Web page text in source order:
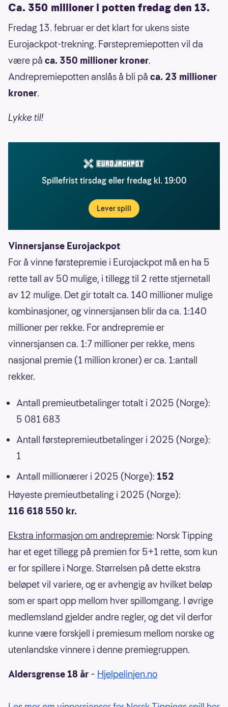
Ca. 350 millioner i potten fredag den 13.
Fredag 13. februar er det klart for ukens siste
Eurojackpot-trekning. Førstepremiepotten vil da
være på ca. 350 millioner kroner.
Andrepremiepotten anslås å bli på ca. 23 millioner
kroner.
Lykke til!
Spillefrist tirsdag eller fredag kl. 19:00
Lever spill
Vinnersjanse Eurojackpot
For å vinne førstepremie i Eurojackpot må en ha 5
rette tall av 50 mulige, i tillegg til 2 rette stjernetall
av 12 mulige. Det gir totalt ca. 140 millioner mulige
kombinasjoner, og vinnersjansen blir da ca. 1:140
millioner per rekke. For andrepremie er
vinnersjansen ca. 1:7 millioner per rekke, mens
nasjonal premie (1 million kroner) er ca. 1:antall
rekker.
Antall premieutbetalinger totalt i 2025 (Norge):
5 081 683
Antall førstepremieutbetalinger i 2025 (Norge):
1
Antall millionærer i 2025 (Norge): 152
Høyeste premieutbetaling i 2025 (Norge):
116 618 550 kr.
Ekstra informasjon om andrepremie: Norsk Tipping
har et eget tillegg på premien for 5+1 rette, som kun
er for spillere i Norge. Størrelsen på dette ekstra
beløpet vil variere, og er avhengig av hvilket beløp
som er spart opp mellom hver spillomgang. I øvrige
medlemsland gjelder andre regler, og det vil derfor
kunne være forskjell i premiesum mellom norske og
utenlandske vinnere i denne premiegruppen.
Aldersgrense 18 år – Hjelpelinjen.no